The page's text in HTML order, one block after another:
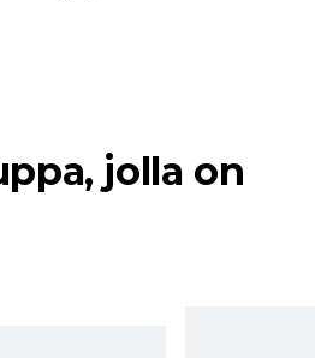
jolla on